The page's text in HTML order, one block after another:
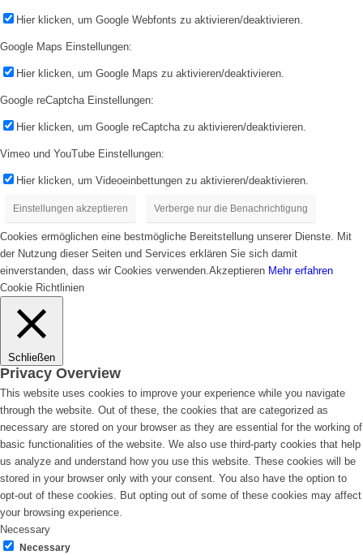
Hier klicken, um Google Webfonts zu aktivieren/deaktivieren.
Google Maps Einstellungen:
Hier klicken, um Google Maps zu aktivieren/deaktivieren.
Google reCaptcha Einstellungen:
Hier klicken, um Google reCaptcha zu aktivieren/deaktivieren.
Vimeo und YouTube Einstellungen:
Hier klicken, um Videoeinbettungen zu aktivieren/deaktivieren.
Einstellungen akzeptieren Verberge nur die Benachrichtigung
Cookies ermöglichen eine bestmögliche Bereitstellung unserer Dienste. Mit
der Nutzung dieser Seiten und Services erklären Sie sich damit
einverstanden, dass wir Cookies verwenden.Akzeptieren Mehr erfahren
Cookie Richtlinien
Schließen
Privacy Overview
This website uses cookies to improve your experience while you navigate
through the website. Out of these, the cookies that are categorized as
necessary are stored on your browser as they are essential for the working of
basic functionalities of the website. We also use third-party cookies that help
us analyze and understand how you use this website. These cookies will be
stored in your browser only with your consent. You also have the option to
opt-out of these cookies. But opting out of some of these cookies may affect
your browsing experience.
Necessary
Necessary